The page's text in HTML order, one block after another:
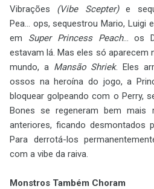
Vibrações (Vibe Scepter)e
Pea... ops, sequestrou Mario, Luigi
em Super Princess Peach... os
estavam lá. Mas eles só aparecem
mundo, a Mansão Shriek. Eles
ossos na heroína do jogo, a
bloquear golpeando com o Perry,
Bones se regeneram bem
anteriores, ficando desmontados
Para derrotá-los
com a vibe da raiva.
Monstros Também Choram